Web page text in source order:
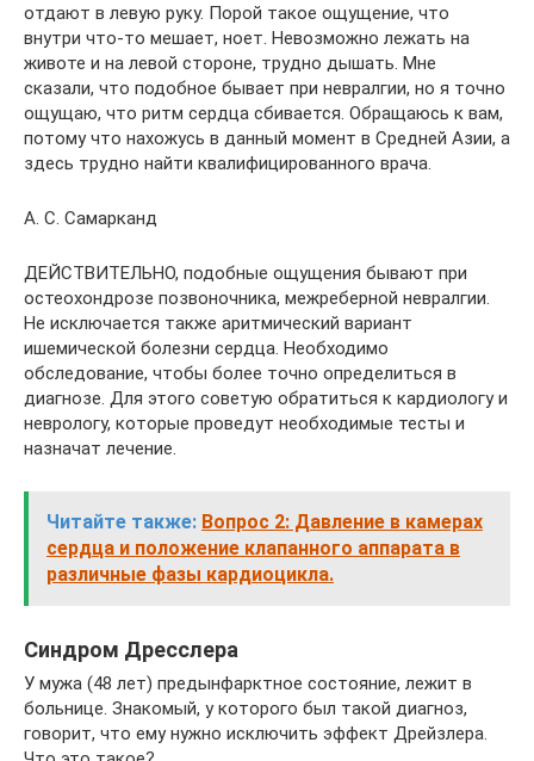
отдают в левую руку. Порой такое ощущение, что
внутри что-то мешает, ноет. Невозможно лежать на
животе и на левой стороне, трудно дышать. Мне
сказали, что подобное бывает при невралгии, но я точно
ощущаю, что ритм сердца сбивается. Обращаюсь к вам,
потому что нахожусь в данный момент в Средней Азии, а
здесь трудно найти квалифицированного врача.
А. С. Самарканд
ДЕЙСТВИТЕЛЬНО, подобные ощущения бывают при
остеохондрозе позвоночника, межреберной невралгии.
Не исключается также аритмический вариант
ишемической болезни сердца. Необходимо
обследование, чтобы более точно определиться в
диагнозе. Для этого советую обратиться к кардиологу и
неврологу, которые проведут необходимые тесты и
назначат лечение.
Читайте также: Вопрос 2: Давление в камерах
сердца и положение клапанного аппарата в
различные фазы кардиоцикла.
Синдром Дресслера
У мужа (48 лет) предынфарктное состояние, лежит в
больнице. Знакомый, у которого был такой диагноз,
говорит, что ему нужно исключить эффект Дрейзлера.